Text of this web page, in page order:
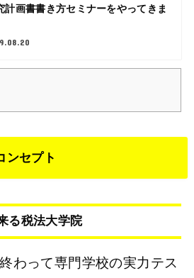
計画書書き方セミナーをやってきま
ンセプト
る税法大学院
わって専門学校の実力テス